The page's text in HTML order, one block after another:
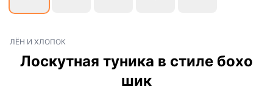
ЛЁН И ХЛОПОК
Лоскутная туника в стиле бохо
шик